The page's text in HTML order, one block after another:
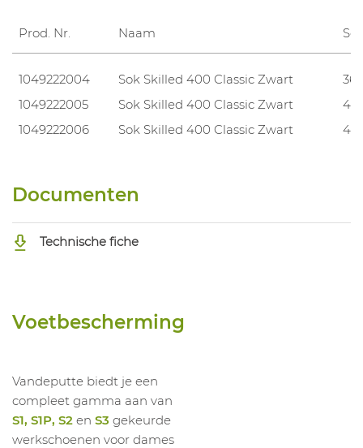
Prod. Nr. Naam
1049222004 Sok Skilled 400 Classic Zwart
36/
1049222005
Sok Skilled 400 Classic Zwart
1049222006
Sok Skilled 400 Classic Zwart
Documenten
Technische fiche
Voetbescherming
Vandeputte biedt je een
compleet gamma aan van
S1, S1P, S2 en S3 gekeurde
werkschoenen voor dames